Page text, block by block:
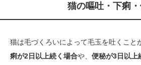
猫の嘔吐・下痢
猫は毛づくろいによって毛玉を吐くこと
痢が2日以上続く場合や、 便秘が3日以上